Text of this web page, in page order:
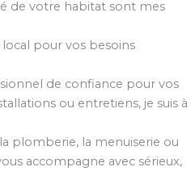
de votre habitat sont mes
pour vos besoins
de confiance pour vos
ou entretiens, je suis à
plomberie, la menuiserie ou
accompagne avec sérieux,